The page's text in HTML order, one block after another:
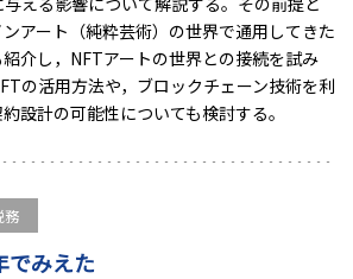
アート（純粋芸術）の世界で通用してきた
介し，NFTアートの世界との接続を試み
の活用方法や，ブロックチェーン技術を利
設計の可能性についても検討する。
務
でみえた